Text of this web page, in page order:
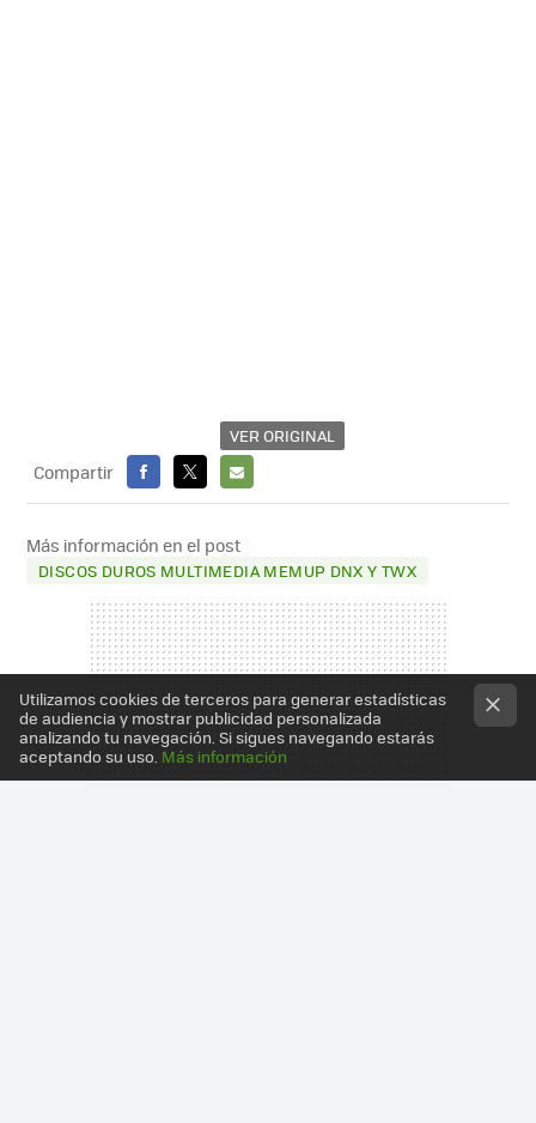
VER ORIGINAL
Compartir
FACEBOOK
X
E-
MAIL
Más información en el post
DISCOS DUROS MULTIMEDIA MEMUP DNX Y TWX
Utilizamos cookies de terceros para generar estadísticas
de audiencia y mostrar publicidad personalizada
analizando tu navegación. Si sigues navegando estarás
aceptando su uso. Más información